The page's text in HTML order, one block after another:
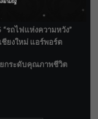
“รถไฟแห่งความหวัง”
ยงใหม่ แอร์พอร์ต
กระดับคุณภาพชีวิต